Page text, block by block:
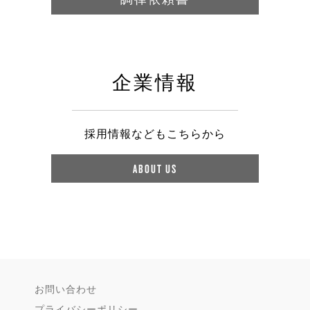
企業情報
採用情報などもこちらから
ABOUT US
お問い合わせ